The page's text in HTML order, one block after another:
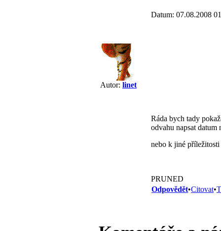
Autor: linet
Datum: 07.08.2008
Ráda bych tady
odvahu napsat datum
nebo k jiné příležitosti
PRUNED
Odpovědět•Citovat•